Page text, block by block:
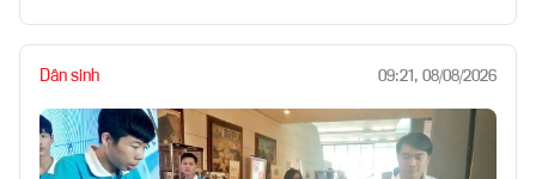
Dân sinh 09:21, 08/08/2026